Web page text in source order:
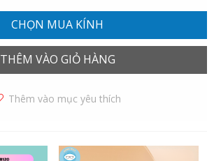
CHỌN MUA KÍNH
THÊM VÀO GIỎ HÀNG
Thêm vào mục yêu thích